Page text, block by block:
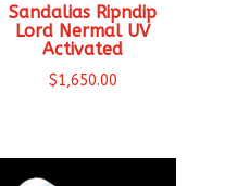
Sandalias Ripndip
Lord Nermal UV
Activated
$1,650.00